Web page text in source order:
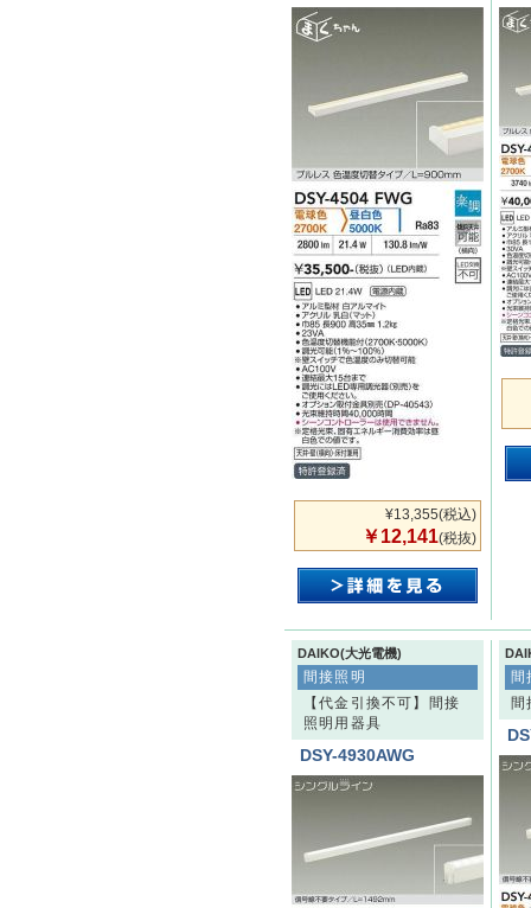
¥13,355(税込)
￥12,141(税抜)
DAIKO(大光電機)
間接照明
【代金引換不可】間接
照明用器具
DSY-4930AWG
間
間